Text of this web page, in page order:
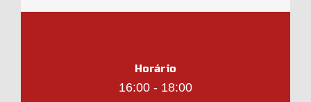
Horário
16:00 - 18:00